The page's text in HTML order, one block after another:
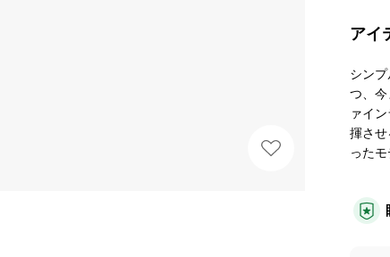
アイ
シン
つ、
ァイ
揮さ
ったモ